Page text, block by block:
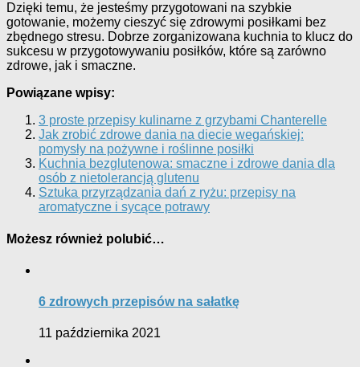
Dzięki temu, że jesteśmy przygotowani na szybkie
gotowanie, możemy cieszyć się zdrowymi posiłkami bez
zbędnego stresu. Dobrze zorganizowana kuchnia to klucz do
sukcesu w przygotowywaniu posiłków, które są zarówno
zdrowe, jak i smaczne.
Powiązane wpisy:
3 proste przepisy kulinarne z grzybami Chanterelle
Jak zrobić zdrowe dania na diecie wegańskiej:
pomysły na pożywne i roślinne posiłki
Kuchnia bezglutenowa: smaczne i zdrowe dania dla
osób z nietolerancją glutenu
Sztuka przyrządzania dań z ryżu: przepisy na
aromatyczne i sycące potrawy
Możesz również polubić…
6 zdrowych przepisów na sałatkę
11 października 2021